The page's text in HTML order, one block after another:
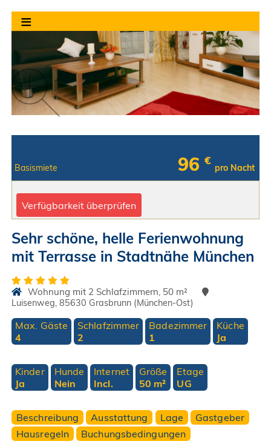
≡
Basismiete 96 €
pro Nacht
Verfügbarkeit überprüfen
Sehr schöne, helle Ferienwohnung
mit Terrasse in Stadtnähe München
Wohnung mit 2 Schlafzimmern, 50 m²
Luisenweg, 85630 Grasbrunn (München-Ost)
Max. Gäste
4
Schlafzimmer
2
Badezimmer
1
Küche
Ja
Kinder
Ja
Hunde
Nein
Internet
Incl.
Größe
50 m²
Etage
UG
Beschreibung Ausstattung Lage
Gastgeber
Hausregeln
Buchungsbedingungen